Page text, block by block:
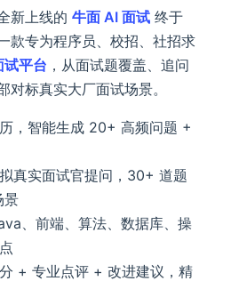
新上线的 牛面 AI 面试 终于
款专为程序员、校招、社招求
试平台 ，从面试题覆盖、追问
对标真实大厂面试场景。
历，智能生成 20+ 高频问题 +
拟真实面试官提问，30+ 道题
景
、前端、算法、数据库、操
分 + 专业点评 + 改进建议，精